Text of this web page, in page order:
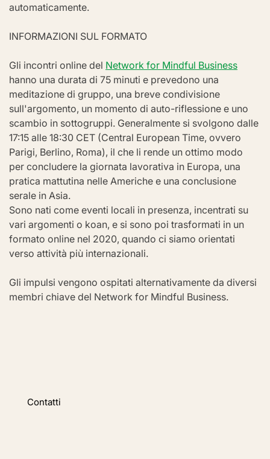
automaticamente.
INFORMAZIONI SUL FORMATO
Gli incontri online del Network for Mindful Business
hanno una durata di 75 minuti e prevedono una
meditazione di gruppo, una breve condivisione
sull'argomento, un momento di auto-riflessione e uno
scambio in sottogruppi. Generalmente si svolgono dalle
17:15 alle 18:30 CET (Central European Time, ovvero
Parigi, Berlino, Roma), il che li rende un ottimo modo
per concludere la giornata lavorativa in Europa, una
pratica mattutina nelle Americhe e una conclusione
serale in Asia.
Sono nati come eventi locali in presenza, incentrati su
vari argomenti o koan, e si sono poi trasformati in un
formato online nel 2020, quando ci siamo orientati
verso attività più internazionali.
Gli impulsi vengono ospitati alternativamente da diversi
membri chiave del Network for Mindful Business.
Contatti